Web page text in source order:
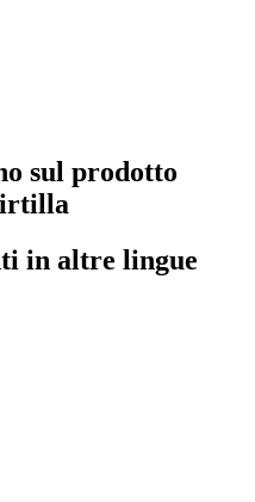
sul prodotto
in altre lingue